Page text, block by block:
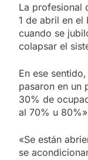
La profesional
1 de abril en el
cuando se
colapsar el
En ese
pasaron en un
30% de
al 70% u
«Se están
se